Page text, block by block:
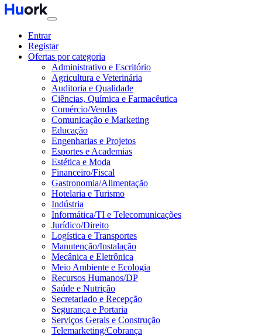
Entrar
Registar
Ofertas por categoria
Administrativo e Escritório
Agricultura e Veterinária
Auditoria e Qualidade
Ciências, Química e Farmacêutica
Comércio/Vendas
Comunicação e Marketing
Educação
Engenharias e Projetos
Esportes e Academias
Estética e Moda
Financeiro/Fiscal
Gastronomia/Alimentação
Hotelaria e Turismo
Indústria
Informática/TI e Telecomunicações
Jurídico/Direito
Logística e Transportes
Manutenção/Instalação
Mecânica e Eletrônica
Meio Ambiente e Ecologia
Recursos Humanos/DP
Saúde e Nutrição
Secretariado e Recepção
Segurança e Portaria
Serviços Gerais e Construção
Telemarketing/Cobrança